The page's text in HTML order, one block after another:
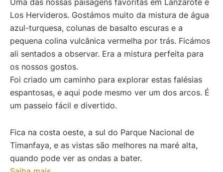
Uma das nossas paisagens favoritas em Lanzarote é
Los Hervideros. Gostámos muito da mistura de água
azul-turquesa, colunas de basalto escuras e a
pequena colina vulcânica vermelha por trás. Ficámos
ali sentados a observar. Era a mistura perfeita para
os nossos gostos.
Foi criado um caminho para explorar estas falésias
espantosas, e aqui pode mesmo ver um dos arcos. É
um passeio fácil e divertido.
Fica na costa oeste, a sul do Parque Nacional de
Timanfaya, e as vistas são melhores na maré alta,
quando pode ver as ondas a bater.